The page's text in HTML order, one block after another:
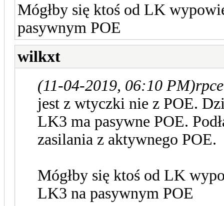
Mógłby się ktoś od LK
pasywnym POE
wilkxt
(11-04-2019, 06:10 PM)
jest z wtyczki nie z POE.
LK3 ma pasywne POE.
zasilania z aktywnego POE.
Mógłby się ktoś od LK
LK3 na pasywnym POE